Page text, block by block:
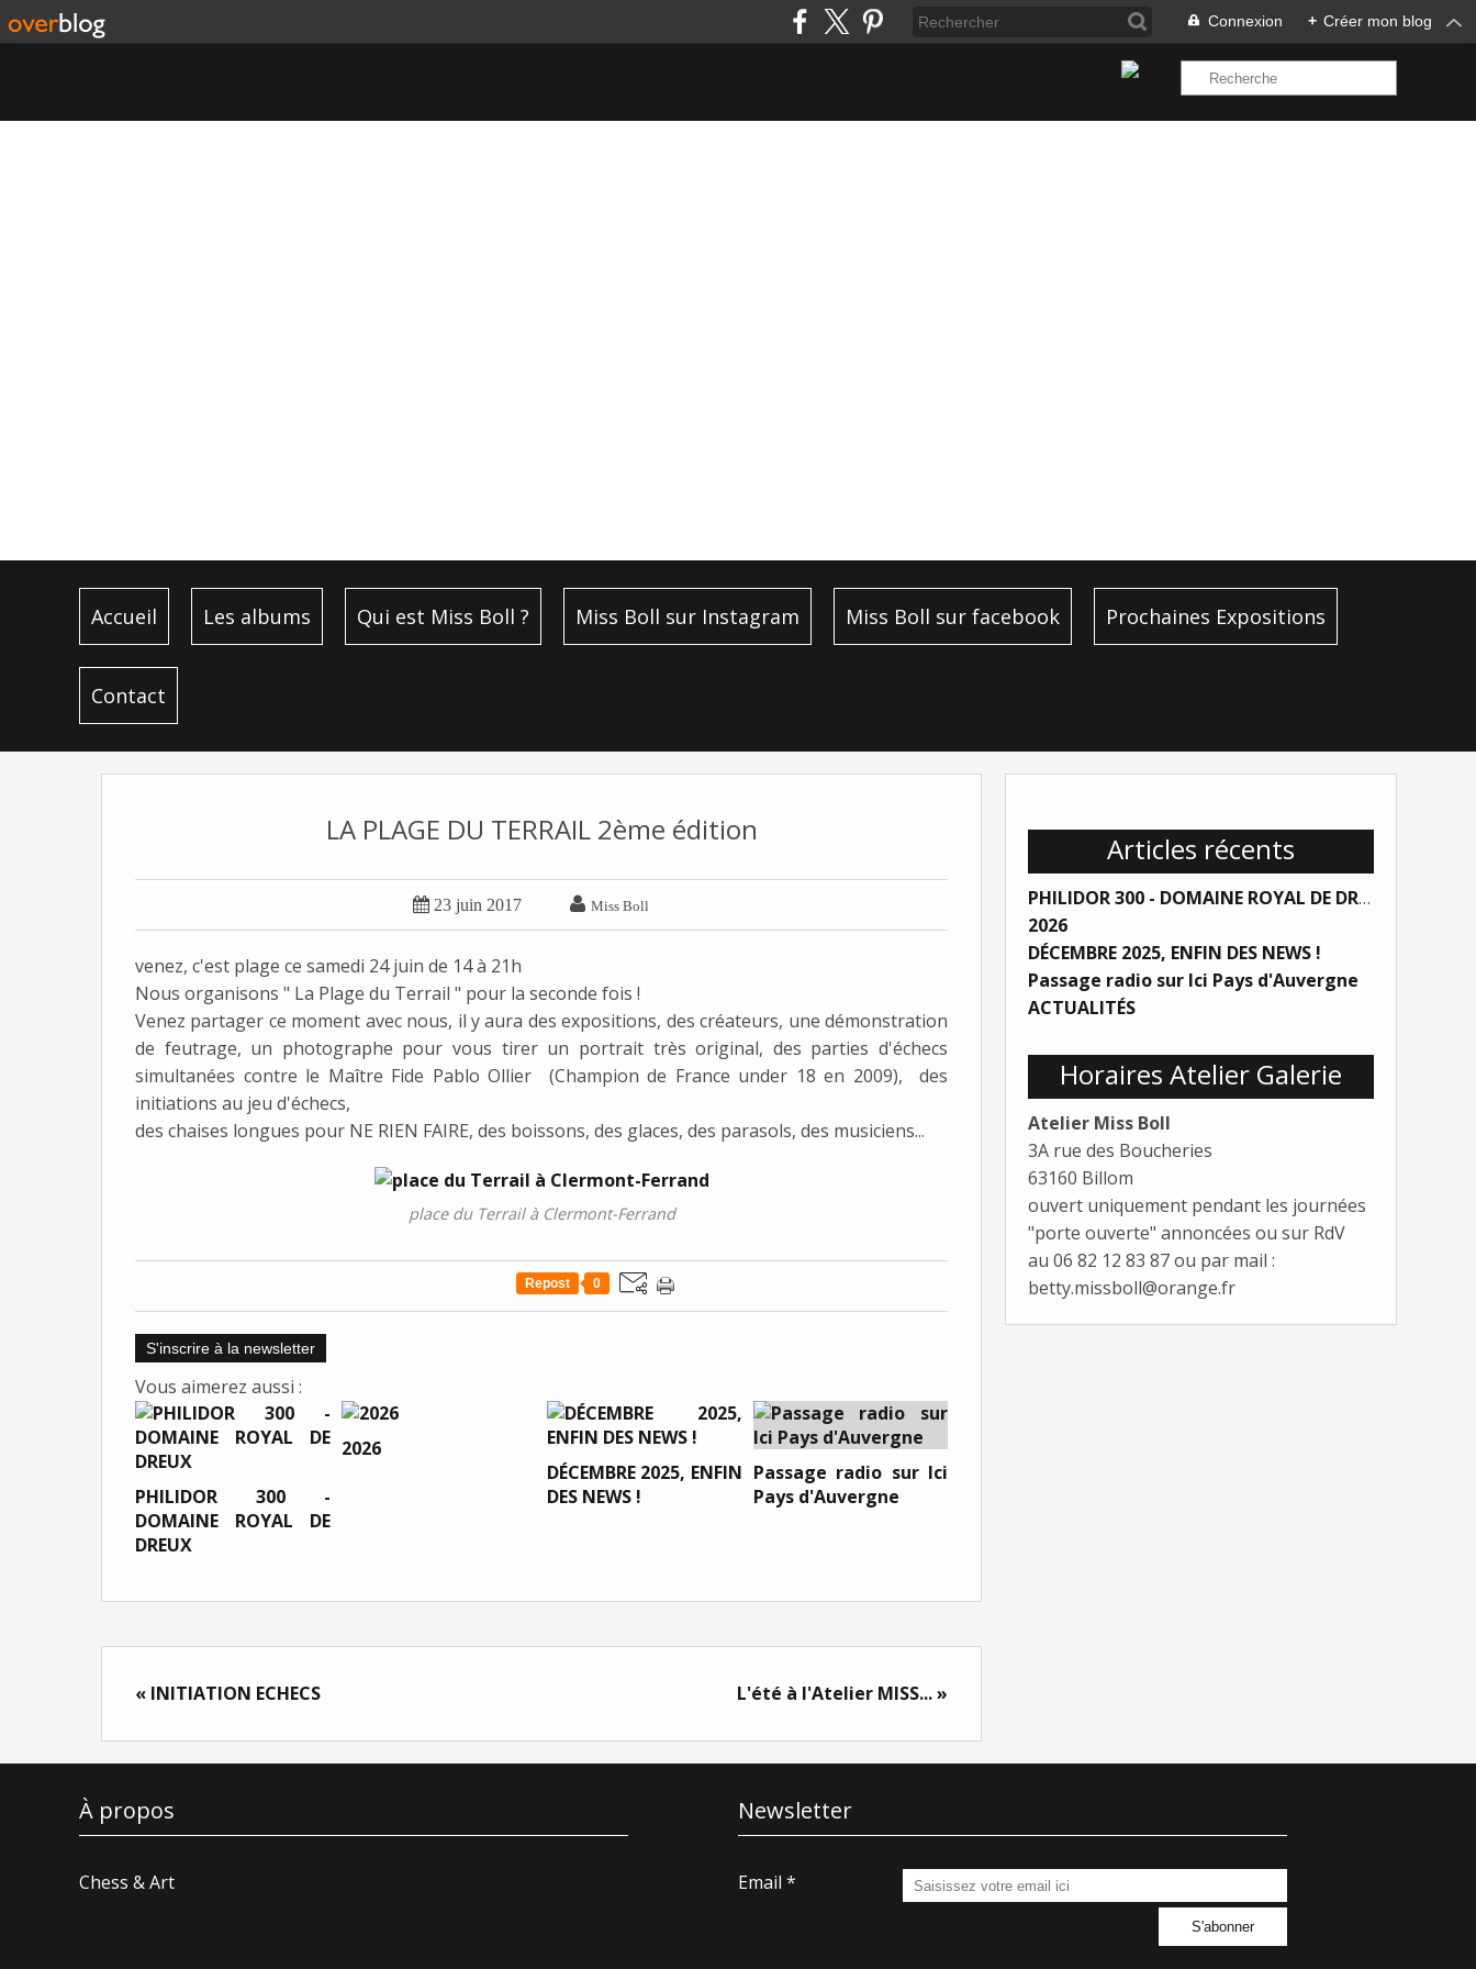
Connexion + Créer mon blog
Accueil Les albums Qui est Miss Boll ? Miss Boll sur Instagram Miss Boll sur facebook Prochaines Expositions
Contact
Articles récents
PHILIDOR 300 - DOMAINE ROYAL DE DREUX
2026
DÉCEMBRE 2025, ENFIN DES NEWS !
Passage radio sur Ici Pays d'Auvergne
ACTUALITÉS
Horaires Atelier Galerie
Atelier Miss Boll
3A rue des Boucheries
63160 Billom
ouvert uniquement pendant les journées
"porte ouverte" annoncées ou sur RdV
au 06 82 12 83 87 ou par mail :
betty.missboll@orange.fr
LA PLAGE DU TERRAIL 2ème édition
 23 juin 2017  Miss Boll
venez, c'est plage ce samedi 24 juin de 14 à 21h
Nous organisons " La Plage du Terrail " pour la seconde fois !
Venez partager ce moment avec nous, il y aura des expositions, des créateurs, une démonstration
de feutrage, un photographe pour vous tirer un portrait très original, des parties d'échecs
simultanées contre le Maître Fide Pablo Ollier (Champion de France under 18 en 2009), des
initiations au jeu d'échecs,
des chaises longues pour NE RIEN FAIRE, des boissons, des glaces, des parasols, des musiciens...
place du Terrail à Clermont-Ferrand
Repost 0
S'inscrire à la newsletter
Vous aimerez aussi :
PHILIDOR 300 -
DOMAINE ROYAL DE
DREUX
2026
DÉCEMBRE 2025, ENFIN
DES NEWS !
Passage radio sur Ici
Pays d'Auvergne
« INITIATION ECHECS L'été à l'Atelier MISS... »
À propos
Chess & Art
Newsletter
Email